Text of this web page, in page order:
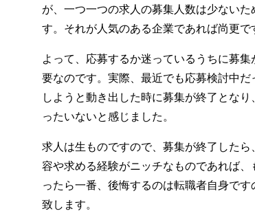
が、一つ一つの求人の募集人数は少ない
す。それが人気のある企業であれば尚更で
よって、応募するか迷っているうちに募
要なのです。実際、最近でも応募検討中
しようと動き出した時に募集が終了とな
ったいないと感じました。
求人は生ものですので、募集が終了した
容や求める経験がニッチなものであれば
ったら一番、後悔するのは転職者自身で
致します。